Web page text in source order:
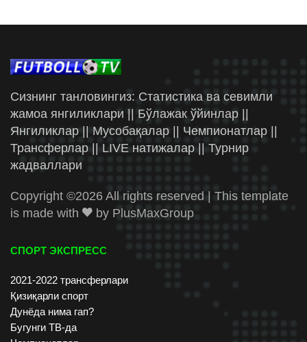
Сизнинг танловингиз: Статистика ва севимли
жамоа янгиликлари || Бўлажак ўйинлар ||
Янгиликлар || Мусобақалар || Чемпионатлар ||
Трансферлар || LIVE натижалар || Турнир
жадваллари
Copyright ©2026 All rights reserved | This template
is made with
by PlusMaxGroup
СПОРТ ЭКСПРЕСС
2021-2022 трансферлари
Қизиқарли спорт
Дунёда нима гап?
Бугунги ТВ-да